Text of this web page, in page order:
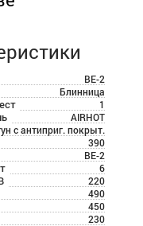
BE-2
Блинница
1
AIRHOT
с антиприг. покрыт.
390
BE-2
6
220
490
450
230